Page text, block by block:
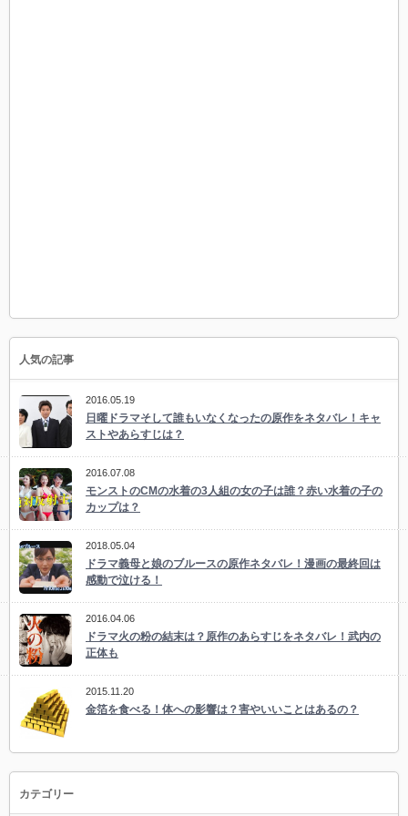
人気の記事
2016.05.19
日曜ドラマそして誰もいなくなったの原作をネタバレ！キャ
ストやあらすじは？
2016.07.08
モンストのCMの水着の3人組の女の子は誰？赤い水着の子の
カップは？
2018.05.04
ドラマ義母と娘のブルースの原作ネタバレ！漫画の最終回は
感動で泣ける！
2016.04.06
ドラマ火の粉の結末は？原作のあらすじをネタバレ！武内の
正体も
2015.11.20
金箔を食べる！体への影響は？害やいいことはあるの？
カテゴリー